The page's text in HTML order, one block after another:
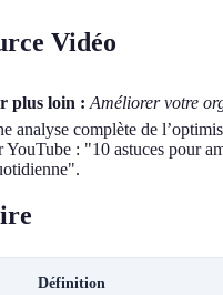
Vidéo
plus loin : Améliorer votre
analyse complète de
YouTube : "10 astuces pour
Définition